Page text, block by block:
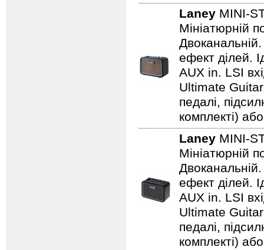
Laney MINI-
Мініатюрній
ефект ділей.
AUX in. LSI
Ultimate Guitar
педалі,
комплекті)
Laney MINI-
Мініатюрній
ефект ділей.
AUX in. LSI
Ultimate Guitar
педалі,
комплекті)